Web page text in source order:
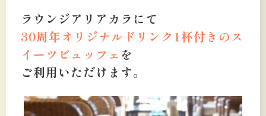
ラウンジアリアカラにて
30周年オリジナルドリンク1杯付きのス
イーツビュッフェ を
ご利用いただけます。